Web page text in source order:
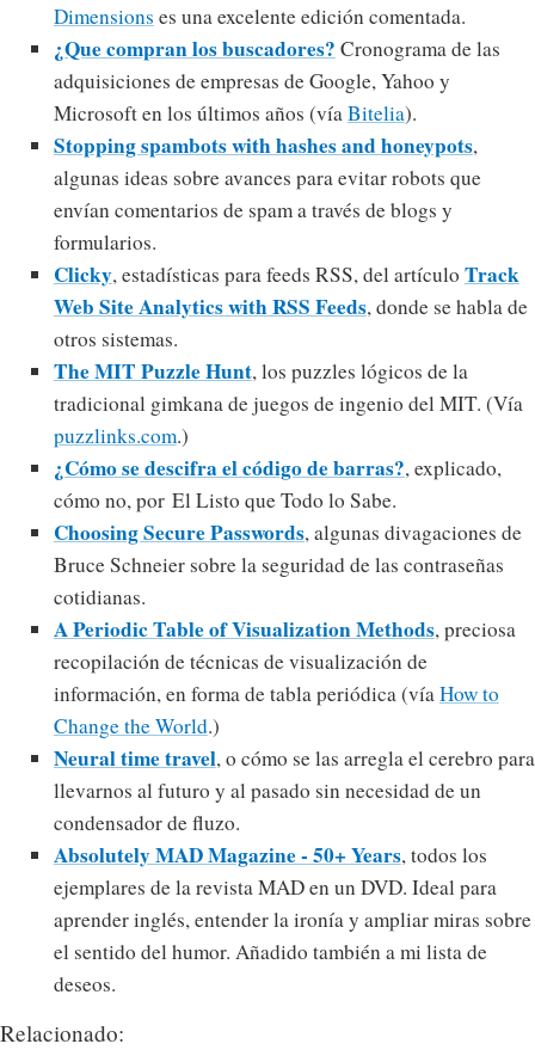
Dimensions es una excelente edición comentada.
¿Que compran los buscadores? Cronograma de las
adquisiciones de empresas de Google, Yahoo y
Microsoft en los últimos años (víaBitelia).
Stopping spambots with hashes and honeypots,
algunas ideas sobre avances para evitar robots que
envían comentarios de spam a través de blogs y
formularios.
Clicky, estadísticas para feeds RSS, del artículo Track
Web Site Analytics with RSS Feeds, donde se habla de
otros sistemas.
The MIT Puzzle Hunt, los puzzles lógicos de la
tradicional gimkana de juegos de ingenio del MIT. (Vía
puzzlinks.com.)
¿Cómo se descifra el código de barras?, explicado,
cómo no, por El Listo que Todo lo Sabe.
Choosing Secure Passwords, algunas divagaciones de
Bruce Schneier sobre la seguridad de las contraseñas
cotidianas.
A Periodic Table of Visualization Methods, preciosa
recopilación de técnicas de visualización de
información, en forma de tabla periódica (víaHow to
Change the World.)
Neural time travel, o cómo se las arregla el cerebro para
llevarnos al futuro y al pasado sin necesidad de un
condensador de fluzo.
Absolutely MAD Magazine - 50+ Years, todos los
ejemplares de la revista MAD en un DVD. Ideal para
aprender inglés, entender la ironía y ampliar miras sobre
el sentido del humor. Añadido también a mi lista de
deseos.
Relacionado: